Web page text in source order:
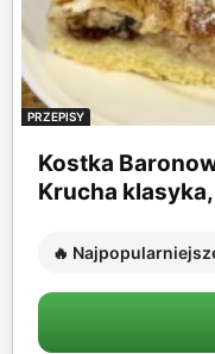
PRZEPISY
Kostka
Krucha
🔥